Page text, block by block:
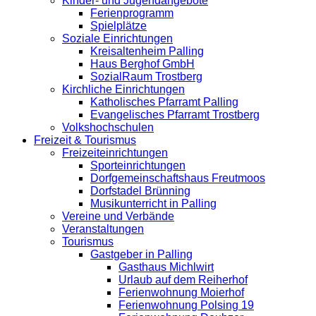
Ferienprogramm
Spielplätze
Soziale Einrichtungen
Kreisaltenheim Palling
Haus Berghof GmbH
SozialRaum Trostberg
Kirchliche Einrichtungen
Katholisches Pfarramt Palling
Evangelisches Pfarramt Trostberg
Volkshochschulen
Freizeit & Tourismus
Freizeiteinrichtungen
Sporteinrichtungen
Dorfgemeinschaftshaus Freutmoos
Dorfstadel Brünning
Musikunterricht in Palling
Vereine und Verbände
Veranstaltungen
Tourismus
Gastgeber in Palling
Gasthaus Michlwirt
Urlaub auf dem Reiherhof
Ferienwohnung Moierhof
Ferienwohnung Polsing 19